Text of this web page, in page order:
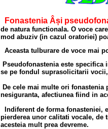
Fonastenia Âși
de natura functionala. O voce
mod abuziv (in cazul oratoriei)
Aceasta tulburare de voce mai
Pseudofonastenia este
se pe fondul suprasolicitarii
De cele mai multe ori fonastenia
nesiguranta, afectiunea fiind in
Indiferent de forma fonasteniei,
pierderea unor calitati vocale,
acesteia mult prea devreme.